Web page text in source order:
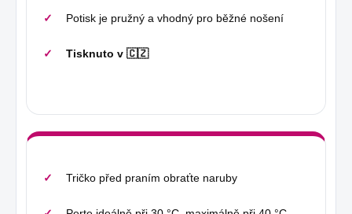
Potisk je pružný a vhodný pro běžné nošení
Tisknuto v 🇨🇿
Tričko před praním obraťte naruby